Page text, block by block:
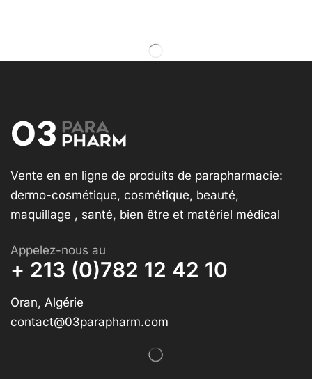
Vente en en ligne de produits de parapharmacie:
dermo-cosmétique, cosmétique, beauté,
maquillage , santé, bien être et matériel médical
Appelez-nous au
+ 213 (0)782 12 42 10
Oran, Algérie
contact@03parapharm.com